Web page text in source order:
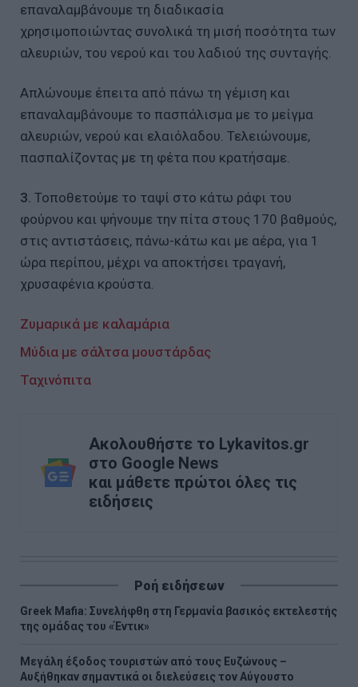
επαναλαμβάνουμε τη διαδικασία
χρησιμοποιώντας συνολικά τη μισή ποσότητα των
αλευριών, του νερού και του λαδιού της συνταγής.
Απλώνουμε έπειτα από πάνω τη γέμιση και
επαναλαμβάνουμε το πασπάλισμα με το μείγμα
αλευριών, νερού και ελαιόλαδου. Τελειώνουμε,
πασπαλίζοντας με τη φέτα που κρατήσαμε.
3. Τοποθετούμε το ταψί στο κάτω ράφι του
φούρνου και ψήνουμε την πίτα στους 170 βαθμούς,
στις αντιστάσεις, πάνω-κάτω και με αέρα, για 1
ώρα περίπου, μέχρι να αποκτήσει τραγανή,
χρυσαφένια κρούστα.
Ζυμαρικά με καλαμάρια
Μύδια με σάλτσα μουστάρδας
Ταχινόπιτα
Ακολουθήστε το Lykavitos.gr
στο Google News
και μάθετε πρώτοι όλες τις
ειδήσεις
Ροή ειδήσεων
Greek Mafia: Συνελήφθη στη Γερμανία βασικός εκτελεστής
της ομάδας του «Έντικ»
Μεγάλη έξοδος τουριστών από τους Ευζώνους –
Αυξήθηκαν σημαντικά οι διελεύσεις τον Αύγουστο